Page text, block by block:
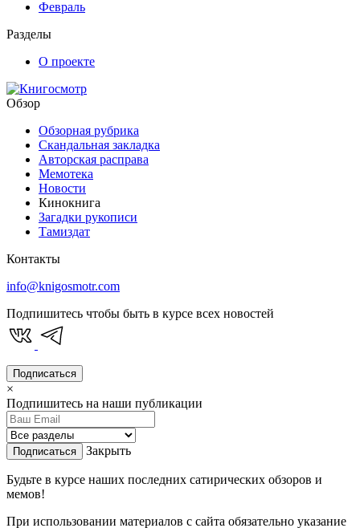
Февраль
Разделы
О проекте
Обзор
Обзорная рубрика
Скандальная закладка
Авторская расправа
Мемотека
Новости
Кинокнига
Загадки рукописи
Тамиздат
Контакты
info@knigosmotr.com
Подпишитесь чтобы быть в курсе всех новостей
Подписаться
×
Подпишитесь на наши публикации
Подписаться Закрыть
Будьте в курсе наших последних сатирических обзоров и
мемов!
При использовании материалов с сайта обязательно указание